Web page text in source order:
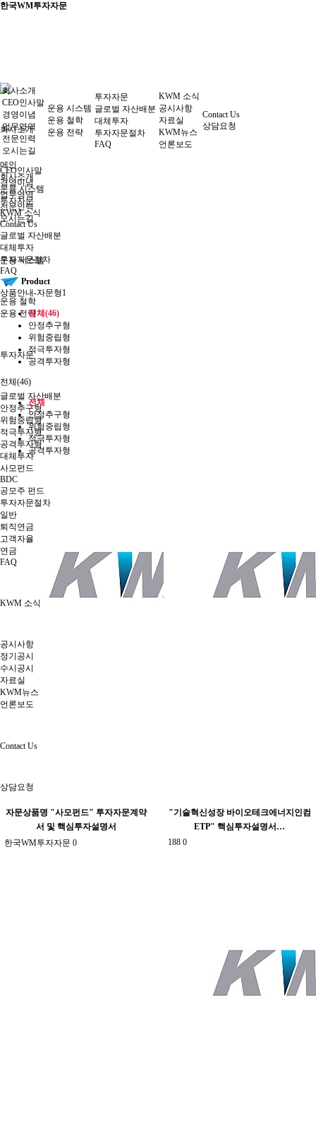
한국WM투자자문
회사소개
CEO인사말
경영이념
업무영역
전문인력
오시는길
운용 시스템
운용 철학
운용 전략
투자자문
글로벌 자산배분
안정추구형
위험중립형
적극투자형
공격투자형
대체투자
사모펀드
BDC
공모주 펀드
투자자문절차
일반
퇴직연금
고객자율
연금
FAQ
KWM 소식
공시사항
정기공시
수시공시
자료실
KWM뉴스
언론보도
Contact Us
상담요청
회사소개
CEO인사말
경영이념
업무영역
전문인력
오시는길
운용 시스템
운용 철학
운용 전략
투자자문
글로벌 자산배분
대체투자
투자자문절차
FAQ
KWM 소식
공시사항
자료실
KWM뉴스
언론보도
Contact Us
상담요청
메인
회사소개
운용 시스템
투자자문
KWM 소식
Contact Us
글로벌 자산배분
대체투자
투자자문절차
FAQ
Product
상품안내-자문형1
전체(46)
안정추구형
위험중립형
적극투자형
공격투자형
전체(46)
전체
안정추구형
위험중립형
적극투자형
공격투자형
자문상품명 "사모펀드" 투자자문계약
서 및 핵심투자설명서
한국WM투자자문 0
"기술혁신성장 바이오테크에너지인컴
ETP" 핵심투자설명서…
188 0